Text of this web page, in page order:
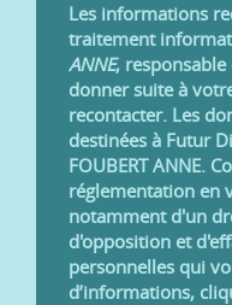
Les informations
traitement
ANNE,
donner suite à
recontacter. Les
destinées à Futur
FOUBERT ANNE.
réglementation en
notamment d'un
d'opposition et
personnelles qui
d’informations,